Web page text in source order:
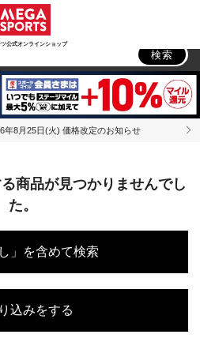
ツ公式オンラインショップ
検索
年8月25日(火) 価格改定のお知らせ
商品が見つかりませんでし
た。
」を含めて検索
込みをする